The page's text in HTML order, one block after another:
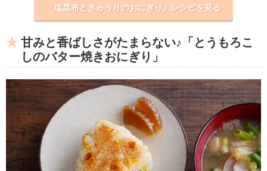
「塩昆布ときゅうりのおにぎり」レシピを見る
甘みと香ばしさがたまらない♪「とうもろこ
しのバター焼きおにぎり」